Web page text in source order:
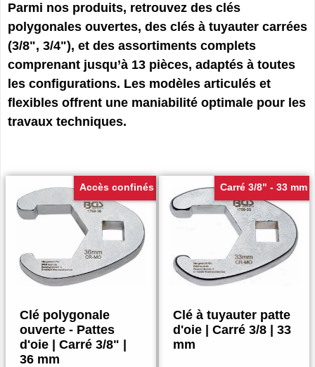
Parmi nos produits, retrouvez des clés
polygonales ouvertes, des clés à tuyauter carrées
(3/8", 3/4"), et des assortiments complets
comprenant jusqu’à 13 pièces, adaptés à toutes
les configurations. Les modèles articulés et
flexibles offrent une maniabilité optimale pour les
travaux techniques.
Accès confinés
Clé polygonale
ouverte - Pattes
d'oie | Carré 3/8" |
36 mm
Carré 3/8" - 33 mm
Clé à tuyauter patte
d'oie | Carré 3/8 | 33
mm